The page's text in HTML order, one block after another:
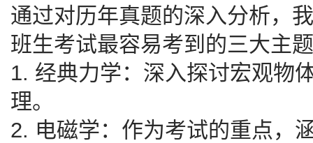
通过对历年真题的深入分析，
班生考试最容易考到的三大主
1. 经典力学：深入探讨宏观物
理。
2. 电磁学：作为考试的重点，